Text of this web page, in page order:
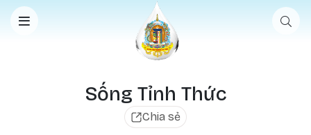
Nhảy đến nội dung
Sống Tỉnh Thức
Chia sẻ